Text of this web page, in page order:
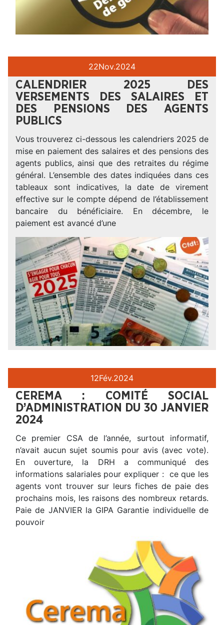
22Nov.2024
CALENDRIER 2025 DES
VERSEMENTS DES SALAIRES ET
DES PENSIONS DES AGENTS
PUBLICS
Vous trouverez ci-dessous les calendriers 2025 de
mise en paiement des salaires et des pensions des
agents publics, ainsi que des retraites du régime
général. L’ensemble des dates indiquées dans ces
tableaux sont indicatives, la date de virement
effective sur le compte dépend de l’établissement
bancaire du bénéficiaire. En décembre, le
paiement est avancé d’une
12Fév.2024
CEREMA : COMITÉ SOCIAL
D’ADMINISTRATION DU 30 JANVIER
2024
Ce premier CSA de l’année, surtout informatif,
n’avait aucun sujet soumis pour avis (avec vote).
En ouverture, la DRH a communiqué des
informations salariales pour expliquer : ce que les
agents vont trouver sur leurs fiches de paie des
prochains mois, les raisons des nombreux retards.
Paie de JANVIER la GIPA Garantie individuelle de
pouvoir